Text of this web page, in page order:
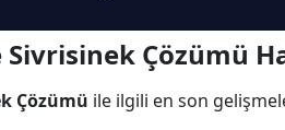
Sivrisinek Çözümü
Çözümü ile ilgili en son